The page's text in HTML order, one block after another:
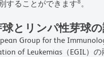
することができます 。
とリンパ性芽球の
Group for the
of Leukemias（EGIL）